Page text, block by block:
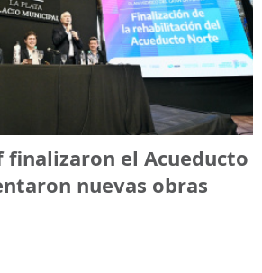
el Acueducto
nuevas obras